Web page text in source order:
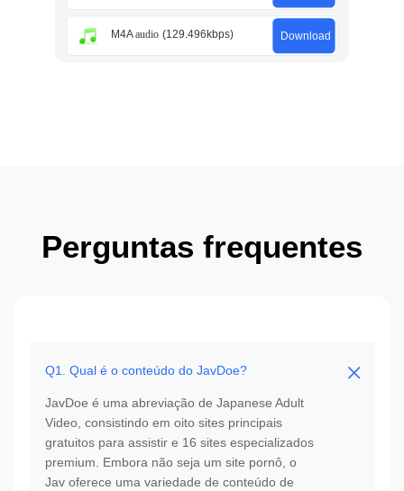
Perguntas frequentes
Q1. Qual é o conteúdo do JavDoe?
JavDoe é uma abreviação de Japanese Adult
Video, consistindo em oito sites principais
gratuitos para assistir e 16 sites especializados
premium. Embora não seja um site pornô, o
Jav oferece uma variedade de conteúdo de